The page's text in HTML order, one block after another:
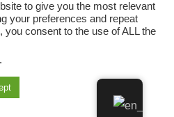
to give you the most relevant
your preferences and repeat
you consent to the use of ALL the
.